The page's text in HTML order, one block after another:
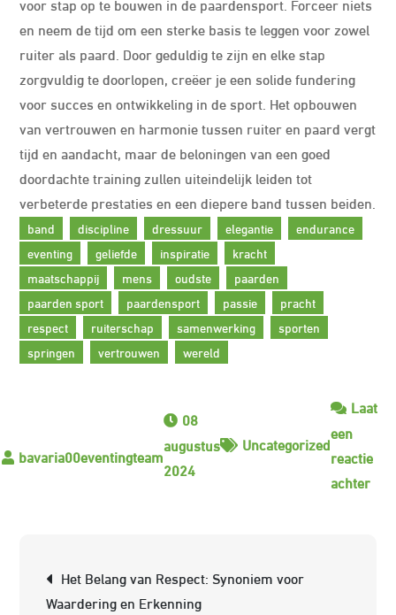
en neem de tijd om een sterke basis te leggen voor zowel
ruiter als paard. Door geduldig te zijn en elke stap
zorgvuldig te doorlopen, creëer je een solide fundering
voor succes en ontwikkeling in de sport. Het opbouwen
van vertrouwen en harmonie tussen ruiter en paard vergt
tijd en aandacht, maar de beloningen van een goed
doordachte training zullen uiteindelijk leiden tot
verbeterde prestaties en een diepere band tussen beiden.
band discipline dressuur elegantie
endurance
eventing
geliefde inspiratie
kracht
maatschappij
mens oudste
paarden
paarden sport
paardensport passie
pracht
respect
ruiterschap samenwerking
sporten
springen
vertrouwen wereld
08
augustus
2024
Uncategorized
Laat
een
reactie
achterop
Het Belang van Respect: Synoniem voor
Waardering en Erkenning